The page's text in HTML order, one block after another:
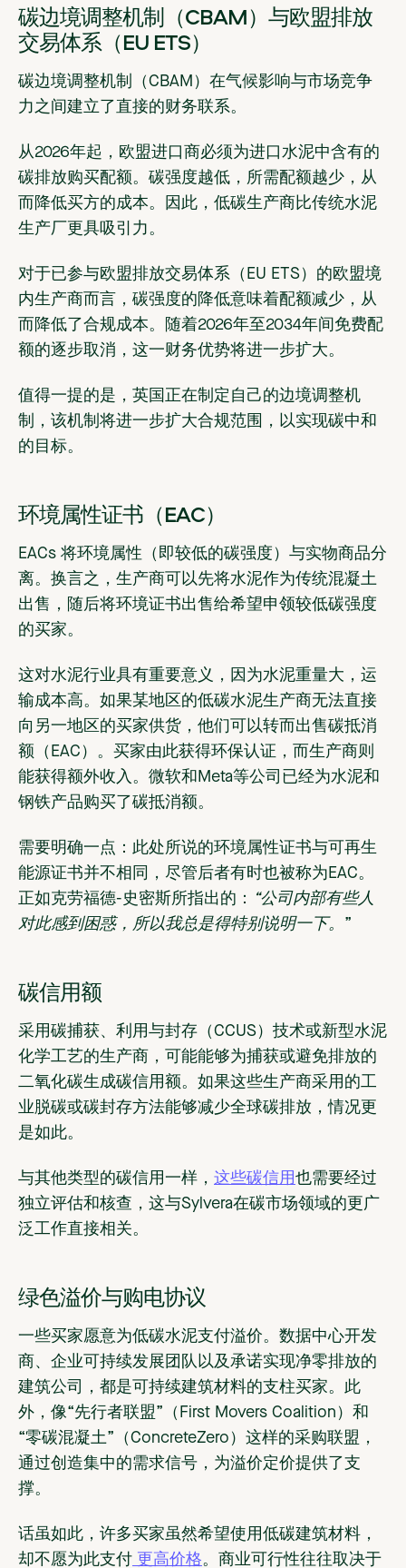
碳边境调整机制（CBAM）与欧盟排放
交易体系（EU ETS）
碳边境调整机制（CBAM）在气候影响与市场竞争
力之间建立了直接的财务联系。
从2026年起，欧盟进口商必须为进口水泥中含有的
碳排放购买配额。碳强度越低，所需配额越少，从
而降低买方的成本。因此，低碳生产商比传统水泥
生产厂更具吸引力。
对于已参与欧盟排放交易体系（EU ETS）的欧盟境
内生产商而言，碳强度的降低意味着配额减少，从
而降低了合规成本。随着2026年至2034年间免费配
额的逐步取消，这一财务优势将进一步扩大。
值得一提的是，英国正在制定自己的边境调整机
制，该机制将进一步扩大合规范围，以实现碳中和
的目标。
环境属性证书（EAC）
EACs 将环境属性（即较低的碳强度）与实物商品分
离。换言之，生产商可以先将水泥作为传统混凝土
出售，随后将环境证书出售给希望申领较低碳强度
的买家。
这对水泥行业具有重要意义，因为水泥重量大，运
输成本高。如果某地区的低碳水泥生产商无法直接
向另一地区的买家供货，他们可以转而出售碳抵消
额（EAC）。买家由此获得环保认证，而生产商则
能获得额外收入。微软和Meta等公司已经为水泥和
钢铁产品购买了碳抵消额。
需要明确一点：此处所说的环境属性证书与可再生
能源证书并不相同，尽管后者有时也被称为EAC。
正如克劳福德-史密斯所指出的：
“公司内部有些人
对此感到困惑，所以我总是得特别说明一下。 ”
碳信用额
采用碳捕获、利用与封存（CCUS）技术或新型水泥
化学工艺的生产商，可能能够为捕获或避免排放的
二氧化碳生成碳信用额。如果这些生产商采用的工
业脱碳或碳封存方法能够减少全球碳排放，情况更
是如此。
与其他类型的碳信用一样， 这些碳信用也需要经过
独立评估和核查，这与Sylvera在碳市场领域的更广
泛工作直接相关。
绿色溢价与购电协议
一些买家愿意为低碳水泥支付溢价。数据中心开发
商、企业可持续发展团队以及承诺实现净零排放的
建筑公司，都是可持续建筑材料的支柱买家。此
外，像“先行者联盟”（First Movers Coalition）和
“零碳混凝土”（ConcreteZero）这样的采购联盟，
通过创造集中的需求信号，为溢价定价提供了支
撑。
话虽如此，许多买家虽然希望使用低碳建筑材料，
却不愿为此支付 更高价格。商业可行性往往取决于